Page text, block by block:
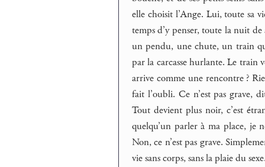
elle choisit l’Ange. Lui, toute sa
temps d’y penser, toute la nuit
un pendu, une chute, un train
par la carcasse hurlante. Le train
arrive comme une rencontre ?
fait l’oubli. Ce n’est pas grave,
Tout devient plus noir, c’est
quelqu’un parler à ma place, je
Non, ce n’est pas grave.
vie sans corps, sans la plaie du